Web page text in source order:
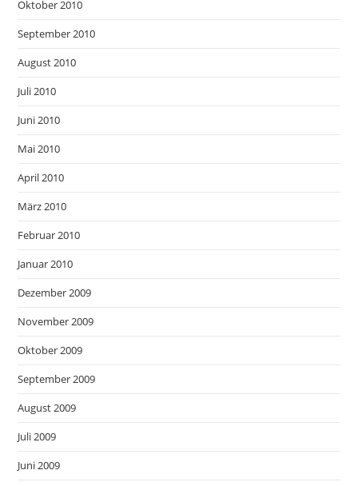
Oktober 2010
September 2010
August 2010
Juli 2010
Juni 2010
Mai 2010
April 2010
März 2010
Februar 2010
Januar 2010
Dezember 2009
November 2009
Oktober 2009
September 2009
August 2009
Juli 2009
Juni 2009